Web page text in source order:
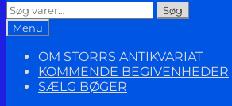
Søg
efter:
Søg
Menu
OM STORRS ANTIKVARIAT
KOMMENDE BEGIVENHEDER
SÆLG BØGER